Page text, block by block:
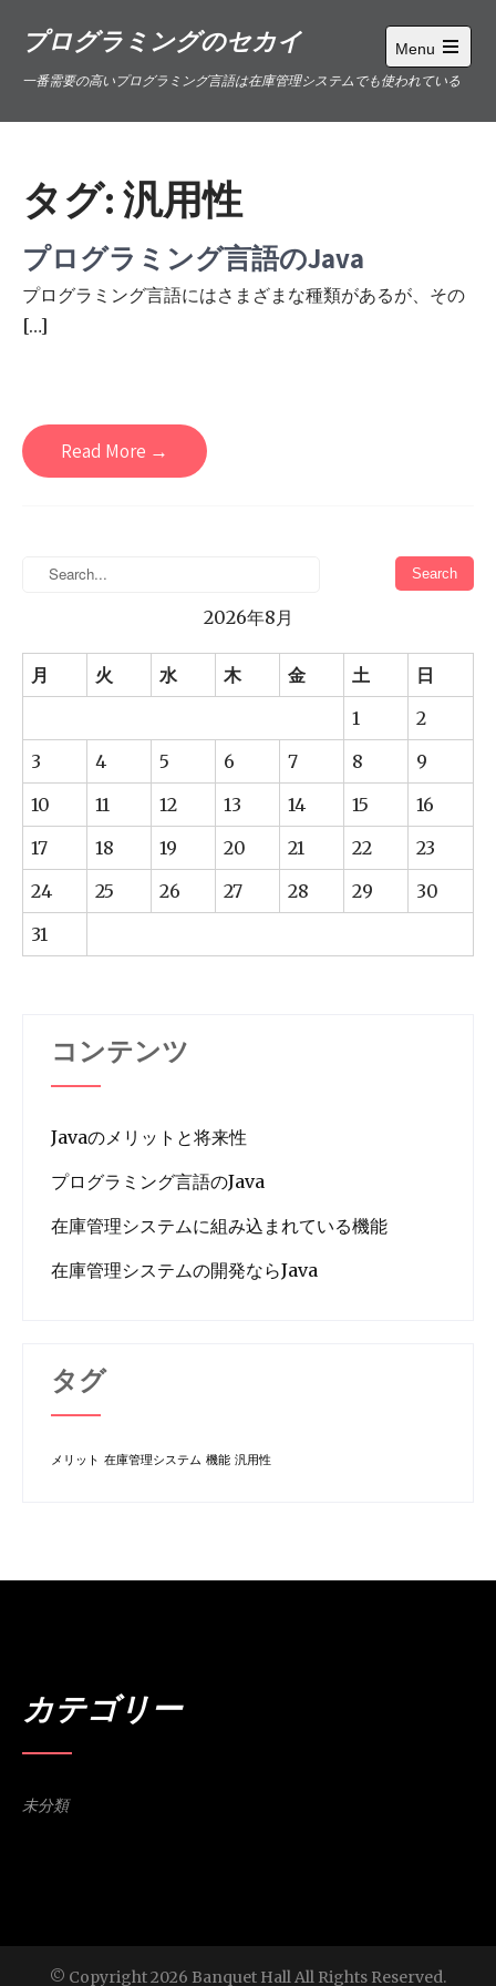
プログラミングのセカイ
一番需要の高いプログラミング言語は在庫管理システムでも使われている
Menu
Open
main
タグ:汎用性
プログラミング言語のJava
プログラミング言語にはさまざまな種類があるが、その
[…]
Read More →
2026年8月
月 火 水 木 金 土
日
1
2
3
4 5 6 7 8
9
10
11 12 13 14 15
16
17
18 19 20 21 22
23
24
25 26 27 28 29
30
31
コンテンツ
Javaのメリットと将来性
プログラミング言語のJava
在庫管理システムに組み込まれている機能
在庫管理システムの開発ならJava
タグ
メリット 在庫管理システム 機能 汎用性
カテゴリー
未分類
© Copyright 2026 Banquet Hall All Rights Reserved.